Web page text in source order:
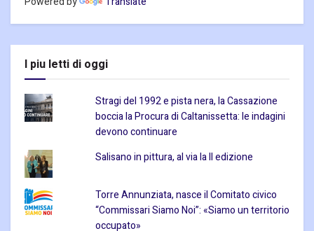
I piu letti di oggi
Stragi del 1992 e pista nera, la Cassazione
boccia la Procura di Caltanissetta: le indagini
devono continuare
Salisano in pittura, al via la II edizione
Torre Annunziata, nasce il Comitato civico
“Commissari Siamo Noi”: «Siamo un territorio
occupato»